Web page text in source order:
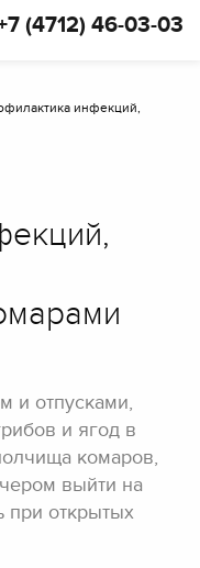
(4712) 46-03-03
инфекций,
и отпусками,
и ягод в
комаров,
выйти на
при открытых